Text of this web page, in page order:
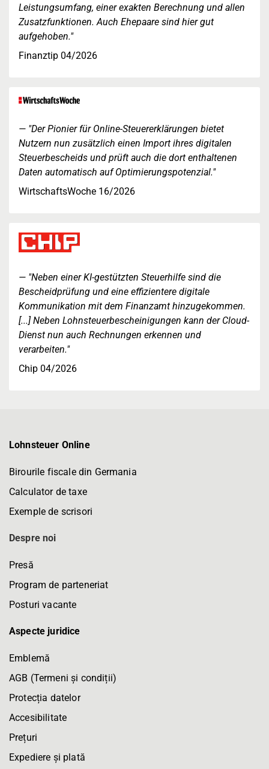
Leistungsumfang, einer exakten Berechnung und allen
Zusatzfunktionen. Auch Ehepaare sind hier gut
aufgehoben."
Finanztip 04/2026
"Der Pionier für Online-Steuererklärungen bietet
Nutzern nun zusätzlich einen Import ihres digitalen
Steuerbescheids und prüft auch die dort enthaltenen
Daten automatisch auf Optimierungspotenzial."
WirtschaftsWoche 16/2026
"Neben einer KI-gestützten Steuerhilfe sind die
Bescheidprüfung und eine effizientere digitale
Kommunikation mit dem Finanzamt hinzugekommen.
[...] Neben Lohnsteuerbescheinigungen kann der Cloud-
Dienst nun auch Rechnungen erkennen und
verarbeiten."
Chip 04/2026
Lohnsteuer Online
Birourile fiscale din Germania
Calculator de taxe
Exemple de scrisori
Despre noi
Presă
Program de parteneriat
Posturi vacante
Aspecte juridice
Emblemă
AGB (Termeni și condiții)
Protecția datelor
Accesibilitate
Prețuri
Expediere și plată